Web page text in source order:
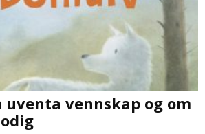
uventa vennskap og om